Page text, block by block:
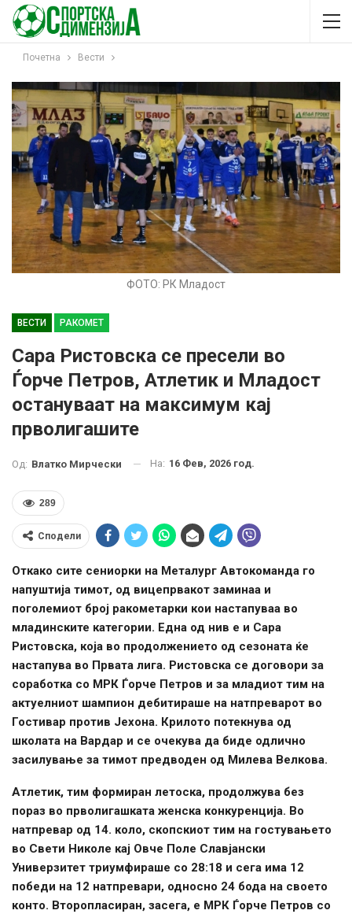
Почетна Вести
ФОТО: РК Младост
ВЕСТИ РАКОМЕТ
Сара Ристовска се пресели во
Ѓорче Петров, Атлетик и Младост
остануваат на максимум кај
прволигашите
Од: Влатко Мирчески На: 16 Фев, 2026 год.
289
Сподели
Откако сите сениорки на Металург Автокоманда го
напуштија тимот, од вицепрвакот заминаа и
поголемиот број ракометарки кои настапуваа во
младинските категории. Една од нив е и Сара
Ристовска, која во продолжението од сезоната ќе
настапува во Првата лига. Ристовска се договори за
соработка со МРК Ѓорче Петров и за младиот тим на
актуелниот шампион дебитираше на натпреварот во
Гостивар против Јехона. Крилото потекнува од
школата на Вардар и се очекува да биде одлично
засилување за тимот предводен од Милева Велкова.
Атлетик, тим формиран летоска, продолжува без
пораз во прволигашката женска конкуренција. Во
натпревар од 14. коло, скопскиот тим на гостувањето
во Свети Николе кај Овче Поле Славјански
Универзитет триумфираше со 28:18 и сега има 12
победи на 12 натпревари, односно 24 бода на своето
конто. Второпласиран, засега, е МРК Ѓорче Петров со